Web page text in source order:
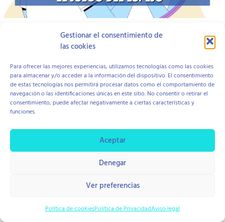
Gestionar el consentimiento de
las cookies
Para ofrecer las mejores experiencias, utilizamos tecnologías como las cookies
para almacenar y/o acceder a la información del dispositivo. El consentimiento
de estas tecnologías nos permitirá procesar datos como el comportamiento de
navegación o las identificaciones únicas en este sitio. No consentir o retirar el
consentimiento, puede afectar negativamente a ciertas características y
funciones.
Aceptar
Denegar
Ver preferencias
Política de cookiesPolítica de PrivacidadAviso legal
Open to access this content
Aviso LegalPolítica de Cookies Política de Privacidad
Contratación y Devolución
copyright © 2026 Centro HopeDiseño Di Pierro Estudio